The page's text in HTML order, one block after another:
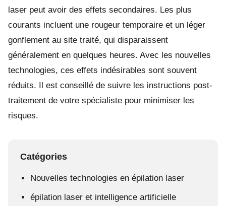
laser peut avoir des effets secondaires. Les plus
courants incluent une rougeur temporaire et un léger
gonflement au site traité, qui disparaissent
généralement en quelques heures. Avec les nouvelles
technologies, ces effets indésirables sont souvent
réduits. Il est conseillé de suivre les instructions post-
traitement de votre spécialiste pour minimiser les
risques.
Catégories
Nouvelles technologies en épilation laser
épilation laser et intelligence artificielle